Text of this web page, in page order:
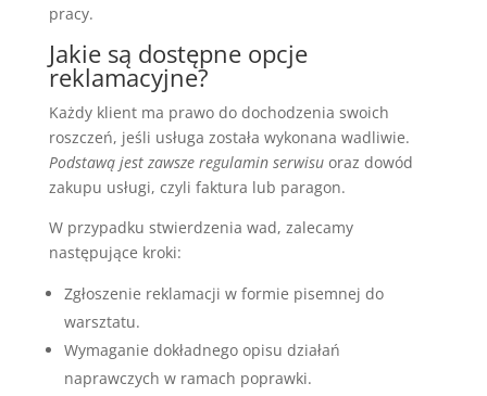
pracy.
Jakie są dostępne opcje
reklamacyjne?
Każdy klient ma prawo do dochodzenia swoich
roszczeń, jeśli usługa została wykonana wadliwie.
Podstawą jest zawsze regulamin serwisuoraz dowód
zakupu usługi, czyli faktura lub paragon.
W przypadku stwierdzenia wad, zalecamy
następujące kroki:
Zgłoszenie reklamacji w formie pisemnej do
warsztatu.
Wymaganie dokładnego opisu działań
naprawczych w ramach poprawki.